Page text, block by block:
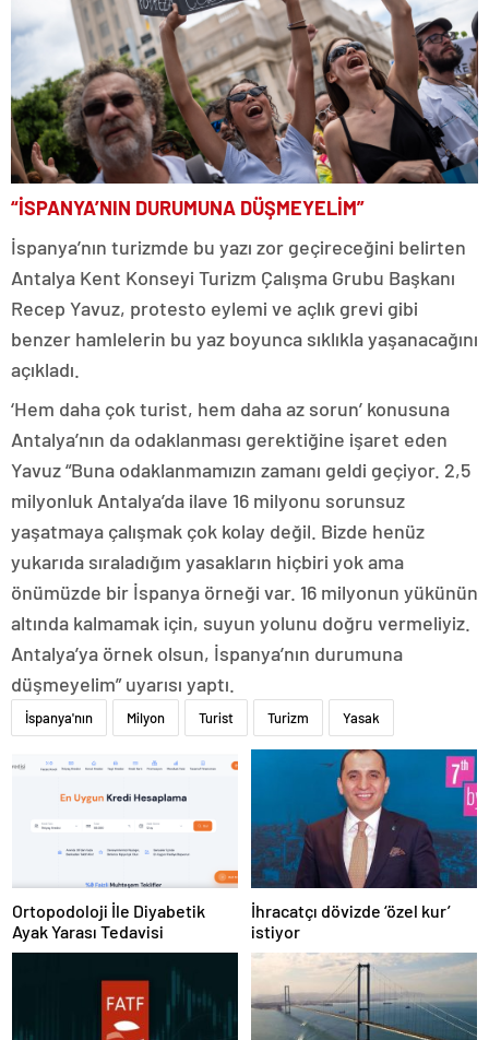
“İSPANYA’NIN DURUMUNA DÜŞMEYELİM”
İspanya’nın turizmde bu yazı zor geçireceğini belirten
Antalya Kent Konseyi Turizm Çalışma Grubu Başkanı
Recep Yavuz, protesto eylemi ve açlık grevi gibi
benzer hamlelerin bu yaz boyunca sıklıkla yaşanacağını
açıkladı.
‘Hem daha çok turist, hem daha az sorun’ konusuna
Antalya’nın da odaklanması gerektiğine işaret eden
Yavuz “Buna odaklanmamızın zamanı geldi geçiyor. 2,5
milyonluk Antalya’da ilave 16 milyonu sorunsuz
yaşatmaya çalışmak çok kolay değil. Bizde henüz
yukarıda sıraladığım yasakların hiçbiri yok ama
önümüzde bir İspanya örneği var. 16 milyonun yükünün
altında kalmamak için, suyun yolunu doğru vermeliyiz.
Antalya’ya örnek olsun, İspanya’nın durumuna
düşmeyelim” uyarısı yaptı.
İspanya'nın Milyon Turist Turizm Yasak
Ortopodoloji İle Diyabetik
Ayak Yarası Tedavisi
İhracatçı dövizde ‘özel kur’
istiyor